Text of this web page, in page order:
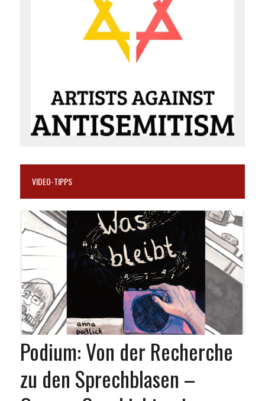
VIDEO-TIPPS
Podium: Von der Recherche
zu den Sprechblasen –